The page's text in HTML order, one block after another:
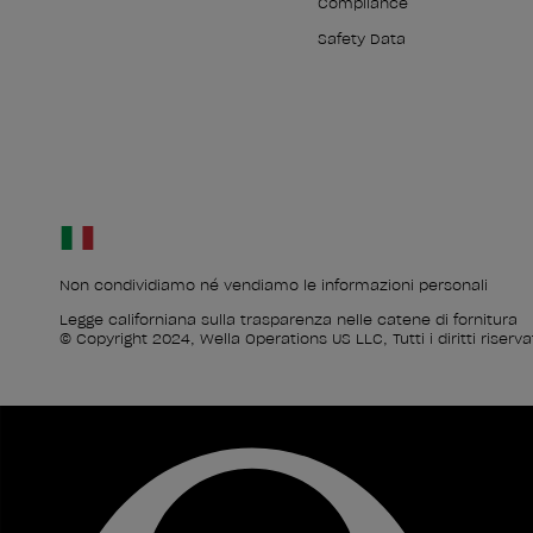
Safety Data
Non condividiamo né vendiamo le informazioni personali
Legge californiana sulla trasparenza nelle catene di fornitura
© Copyright 2024, Wella Operations US LLC, Tutti i diritti